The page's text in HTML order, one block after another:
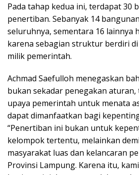
Pada tahap kedua ini, terdapat 30
penertiban. Sebanyak 14
seluruhnya, sementara 16 lainnya
karena sebagian struktur berdiri
milik pemerintah.
Achmad Saefulloh menegaskan
bukan sekadar penegakan
upaya pemerintah untuk menata
dapat dimanfaatkan bagi
“Penertiban ini bukan untuk
kelompok tertentu, melainkan
masyarakat luas dan kelancaran
Provinsi Lampung. Karena itu,